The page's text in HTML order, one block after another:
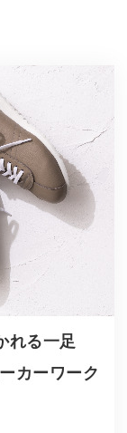
れる一足
カーワーク